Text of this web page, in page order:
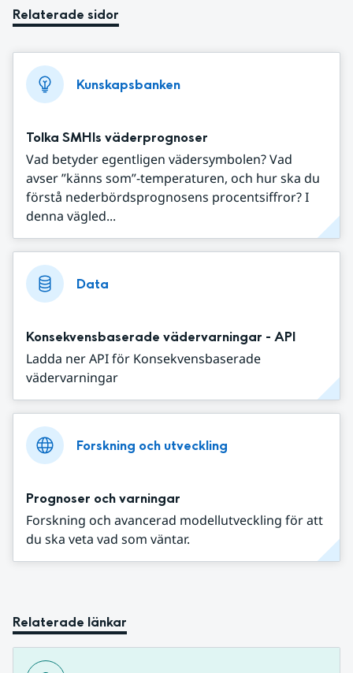
Relaterade sidor
Kunskapsbanken
Tolka SMHIs väderprognoser
Vad betyder egentligen vädersymbolen? Vad
avser ”känns som”-temperaturen, och hur ska du
förstå nederbördsprognosens procentsiffror? I
denna vägled...
Data
Konsekvensbaserade vädervarningar - API
Ladda ner API för Konsekvensbaserade
vädervarningar
Forskning och utveckling
Prognoser och varningar
Forskning och avancerad modellutveckling för att
du ska veta vad som väntar.
Relaterade länkar